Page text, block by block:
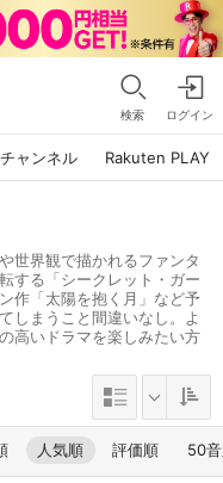
検索 ログイン
ャンネル Rakuten PLAY
世界観で描かれるファンタ
する「シークレット・ガー
作「太陽を抱く月」など予
しまうこと間違いなし。よ
高いドラマを楽しみたい方
人気順 評価順 50